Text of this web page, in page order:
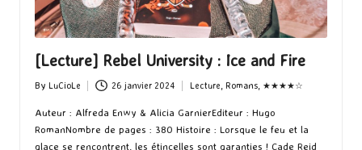
[Lecture] Rebel University : Ice and Fire
Posted
by
By LuCioLe 26 janvier 2024
in
Lecture, Romans, ★★★★☆
Auteur : Alfreda Enwy & Alicia GarnierEditeur : Hugo
RomanNombre de pages : 380 Histoire : Lorsque le feu et la
glace se rencontrent, les étincelles sont garanties ! Cade Reid